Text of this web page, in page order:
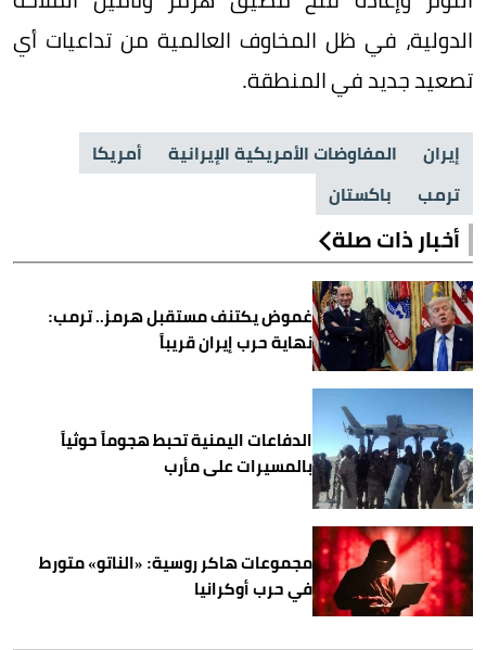
الدولية، في ظل المخاوف العالمية من تداعيات أي
تصعيد جديد في المنطقة.
إيران المفاوضات الأمريكية الإيرانية
أمريكا
ترمب
باكستان
أخبار ذات صلة
غموض يكتنف مستقبل هرمز.. ترمب:
نهاية حرب إيران قريباً
الدفاعات اليمنية تحبط هجوماً حوثياً
بالمسيرات على مأرب
مجموعات هاكر روسية: «الناتو» متورط
في حرب أوكرانيا